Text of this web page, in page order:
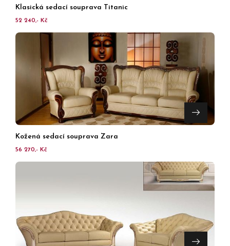
Klasická sedací souprava Titanic
52 240,- Kč
Kožená sedací souprava Zara
56 270,- Kč